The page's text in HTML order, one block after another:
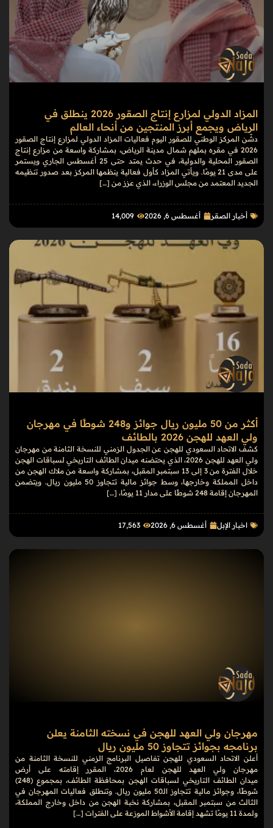
المزاد الدولي لمزارع إنتاج الصقور 2026 ينطلق في
الرياض ويجمع أبرز المنتجين من أنحاء العالم
دشّن المركز الوطني للصقور اليوم فعاليات المزاد الدولي لمزارع إنتاج الصقور
2026 في مقره بملهم شمال مدينة الرياض، بمشاركة واسعة من مزارع إنتاج
الصقور المحلية والدولية، في حدث يمتد حتى 25 أغسطس الجاري ويستمر
على مدى 21 يومًا. ويأتي المزاد كأول فعالية ينظمها المركز بعد صدور تنظيمه
الجديد المعتمد من مجلس الوزراء، الذي عزز من […]
أخبار الصقر أغسطس 6, 2026 14٬009
أكثر من 50 مليون ريال جوائز و248 شوطًا في مهرجان
ولي العهد للهجن 2026 بالطائف
كشف الاتحاد السعودي للهجن عن الجدول الزمني للنسخة الثامنة من مهرجان
ولي العهد للهجن 2026، الذي يحتضنه ميدان الطائف التاريخي لسباقات الهجن
خلال الفترة من 3 إلى 13 سبتمبر المقبل، بمشاركة واسعة من ملاك الهجن من
داخل المملكة وخارجها، وسط جوائز مالية تتجاوز 50 مليون ريال. ويتضمن
المهرجان إقامة 248 شوطًا على مدار 11 يومًا، […]
اخبار الإبل أغسطس 6, 2026 17٬563
مهرجان ولي العهد للهجن في نسخته الثامنة يعلن
برنامجه بجوائز تتجاوز 50 مليون ريال
أعلن الاتحاد السعودي للهجن تفاصيل البرنامج الزمني للنسخة الثامنة من
مهرجان ولي العهد للهجن لعام 2026، المقرر إقامته على أرض
ميدان الطائف التاريخي لسباقات الهجن بمحافظة الطائف، بمجموع (248)
شوطًا، وجوائز مالية تتجاوز الـ50 مليون ريال. وتنطلق فعاليات المهرجان في
الثالث من سبتمبر المقبل، بمشاركة نخبة الهجن من داخل وخارج المملكة،
ولمدة 11 يومًا تشهد إقامة الأشواط الموزعة على الفترات […]